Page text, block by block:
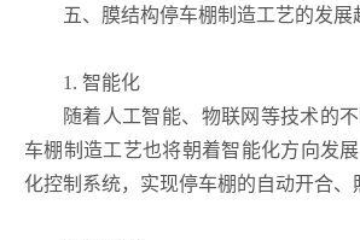
五、膜结构停车棚制造工艺的发展
1. 智能化
随着人工智能、物联网等技术的
车棚制造工艺也将朝着智能化方向发
化控制系统，实现停车棚的自动开合、